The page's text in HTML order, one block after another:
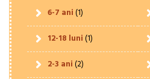
6-7 ani(1)
12-18 luni(1)
2-3 ani(2)